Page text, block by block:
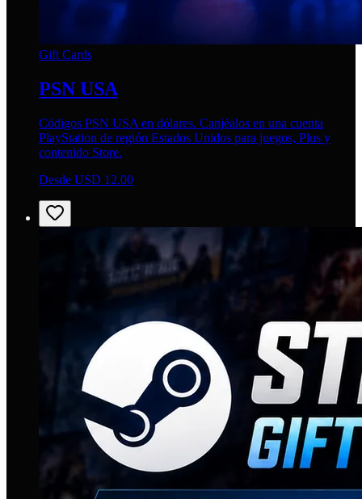
Gift Cards
PSN USA
Códigos PSN USA en dólares. Canjéalos en una cuenta
PlayStation de región Estados Unidos para juegos, Plus y
contenido Store.
Desde USD 12.00